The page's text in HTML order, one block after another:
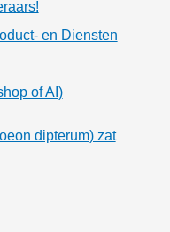
en Diensten
of AI)
dipterum) zat